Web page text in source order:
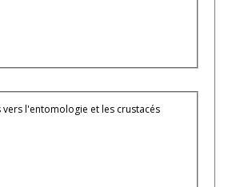
l'entomologie et les crustacés